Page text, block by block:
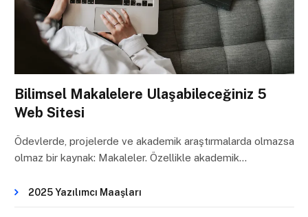
Bilimsel Makalelere Ulaşabileceğiniz 5
Web Sitesi
Ödevlerde, projelerde ve akademik araştırmalarda olmazsa
olmaz bir kaynak: Makaleler. Özellikle akademik…
2025 Yazılımcı Maaşları